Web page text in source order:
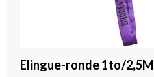
Élingue-ronde 1to/2,5M